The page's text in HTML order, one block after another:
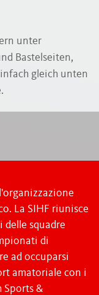
unter
Bastelseiten,
gleich unten
La SIHF riunisce
squadre
di
ad occuparsi
amatoriale con i
&